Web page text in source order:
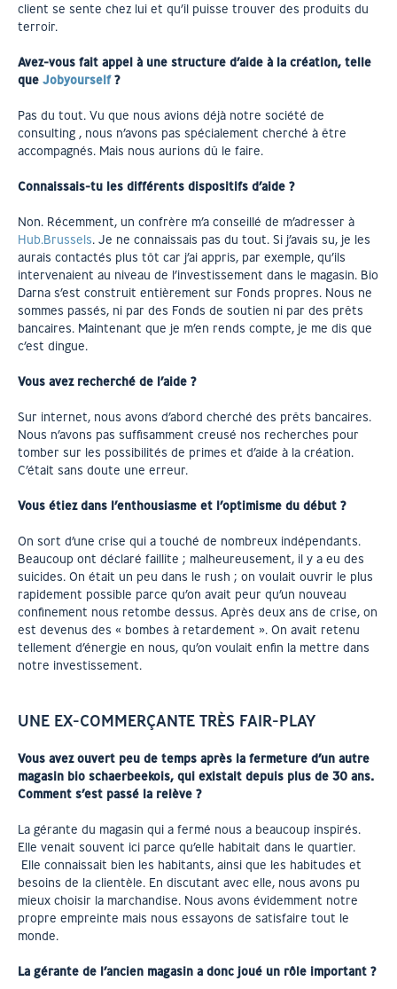
client se sente chez lui et qu’il puisse trouver des produits du
terroir.
Avez-vous fait appel à une structure d’aide à la création, telle
que Jobyourself ?
Pas du tout. Vu que nous avions déjà notre société de
consulting , nous n’avons pas spécialement cherché à être
accompagnés. Mais nous aurions dû le faire.
Connaissais-tu les différents dispositifs d’aide ?
Non. Récemment, un confrère m’a conseillé de m’adresser à
Hub.Brussels. Je ne connaissais pas du tout. Si j’avais su, je les
aurais contactés plus tôt car j’ai appris, par exemple, qu’ils
intervenaient au niveau de l’investissement dans le magasin. Bio
Darna s’est construit entièrement sur Fonds propres. Nous ne
sommes passés, ni par des Fonds de soutien ni par des prêts
bancaires. Maintenant que je m’en rends compte, je me dis que
c’est dingue.
Vous avez recherché de l’aide ?
Sur internet, nous avons d’abord cherché des prêts bancaires.
Nous n’avons pas suffisamment creusé nos recherches pour
tomber sur les possibilités de primes et d’aide à la création.
C’était sans doute une erreur.
Vous étiez dans l’enthousiasme et l’optimisme du début ?
On sort d’une crise qui a touché de nombreux indépendants.
Beaucoup ont déclaré faillite ; malheureusement, il y a eu des
suicides. On était un peu dans le rush ; on voulait ouvrir le plus
rapidement possible parce qu’on avait peur qu’un nouveau
confinement nous retombe dessus. Après deux ans de crise, on
est devenus des « bombes à retardement ». On avait retenu
tellement d’énergie en nous, qu’on voulait enfin la mettre dans
notre investissement.
UNE EX-COMMERÇANTE TRÈS FAIR-PLAY
Vous avez ouvert peu de temps après la fermeture d’un autre
magasin bio schaerbeekois, qui existait depuis plus de 30 ans.
Comment s’est passé la relève ?
La gérante du magasin qui a fermé nous a beaucoup inspirés.
Elle venait souvent ici parce qu’elle habitait dans le quartier.
Elle connaissait bien les habitants, ainsi que les habitudes et
besoins de la clientèle. En discutant avec elle, nous avons pu
mieux choisir la marchandise. Nous avons évidemment notre
propre empreinte mais nous essayons de satisfaire tout le
monde.
La gérante de l’ancien magasin a donc joué un rôle important ?